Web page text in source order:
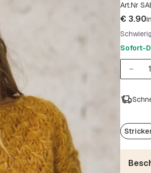
Art.Nr
€3.90
Sofort-